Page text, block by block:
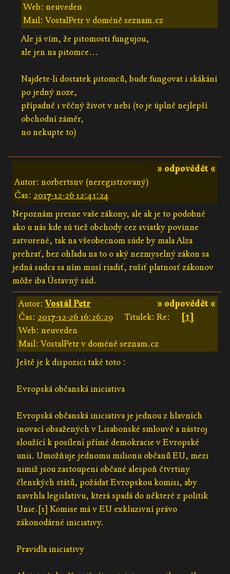
Web: neuveden
Mail: VostalPetr v doméně seznam.cz
Ale já vím, že pitomosti fungujou,
ale jen na pitomce...
Najdete-li dostatek pitomců, bude fungovat i skákání
po jedný noze,
případně i věčný život v nebi (to je úplně nejlepší
obchodní záměr,
no nekupte to)
» odpovědět «
Autor: norbertsnv (neregistrovaný)
Čas: 2017-12-26 12:41:24
Nepoznám presne vaše zákony, ale ak je to podobné
ako u nás kde sú tiež obchody cez sviatky povinne
zatvorené, tak na všeobecnom súde by mala Alza
prehrať, bez ohľadu na to o aký nezmyselný zákon sa
jedná sudca sa ním musí riadiť, rušiť platnosť zákonov
môže iba Ústavný súd.
» odpovědět «
Autor:Vostál Petr
Čas: 2017-12-26 16:26:29 Titulek: Re:
[↑]
Web: neuveden
Mail: VostalPetr v doméně seznam.cz
Ještě je k dispozici také toto :
Evropská občanská iniciativa
Evropská občanská iniciativa je jednou z hlavních
inovací obsažených v Lisabonské smlouvě a nástroj
sloužící k posílení přímé demokracie v Evropské
unii. Umožňuje jednomu milionu občanů EU, mezi
nimiž jsou zastoupeni občané alespoň čtvrtiny
členských států, požádat Evropskou komisi, aby
navrhla legislativu, která spadá do některé z politik
Unie.[1] Komise má v EU exkluzivní právo
zákonodárné iniciativy.
Pravidla iniciativy